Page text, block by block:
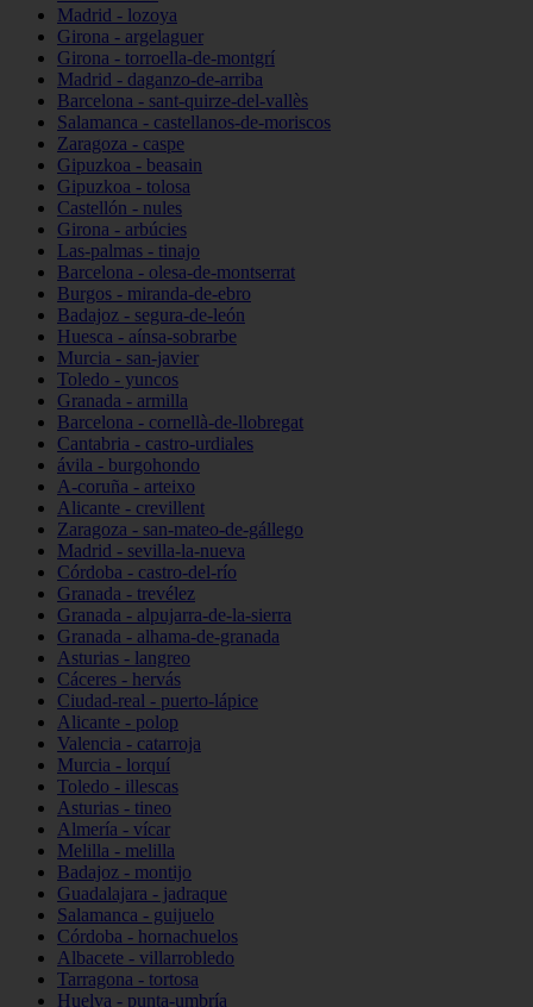
Madrid - lozoya
Girona - argelaguer
Girona - torroella-de-montgrí
Madrid - daganzo-de-arriba
Barcelona - sant-quirze-del-vallès
Salamanca - castellanos-de-moriscos
Zaragoza - caspe
Gipuzkoa - beasain
Gipuzkoa - tolosa
Castellón - nules
Girona - arbúcies
Las-palmas - tinajo
Barcelona - olesa-de-montserrat
Burgos - miranda-de-ebro
Badajoz - segura-de-león
Huesca - aínsa-sobrarbe
Murcia - san-javier
Toledo - yuncos
Granada - armilla
Barcelona - cornellà-de-llobregat
Cantabria - castro-urdiales
ávila - burgohondo
A-coruña - arteixo
Alicante - crevillent
Zaragoza - san-mateo-de-gállego
Madrid - sevilla-la-nueva
Córdoba - castro-del-río
Granada - trevélez
Granada - alpujarra-de-la-sierra
Granada - alhama-de-granada
Asturias - langreo
Cáceres - hervás
Ciudad-real - puerto-lápice
Alicante - polop
Valencia - catarroja
Murcia - lorquí
Toledo - illescas
Asturias - tineo
Almería - vícar
Melilla - melilla
Badajoz - montijo
Guadalajara - jadraque
Salamanca - guijuelo
Córdoba - hornachuelos
Albacete - villarrobledo
Tarragona - tortosa
Huelva - punta-umbría